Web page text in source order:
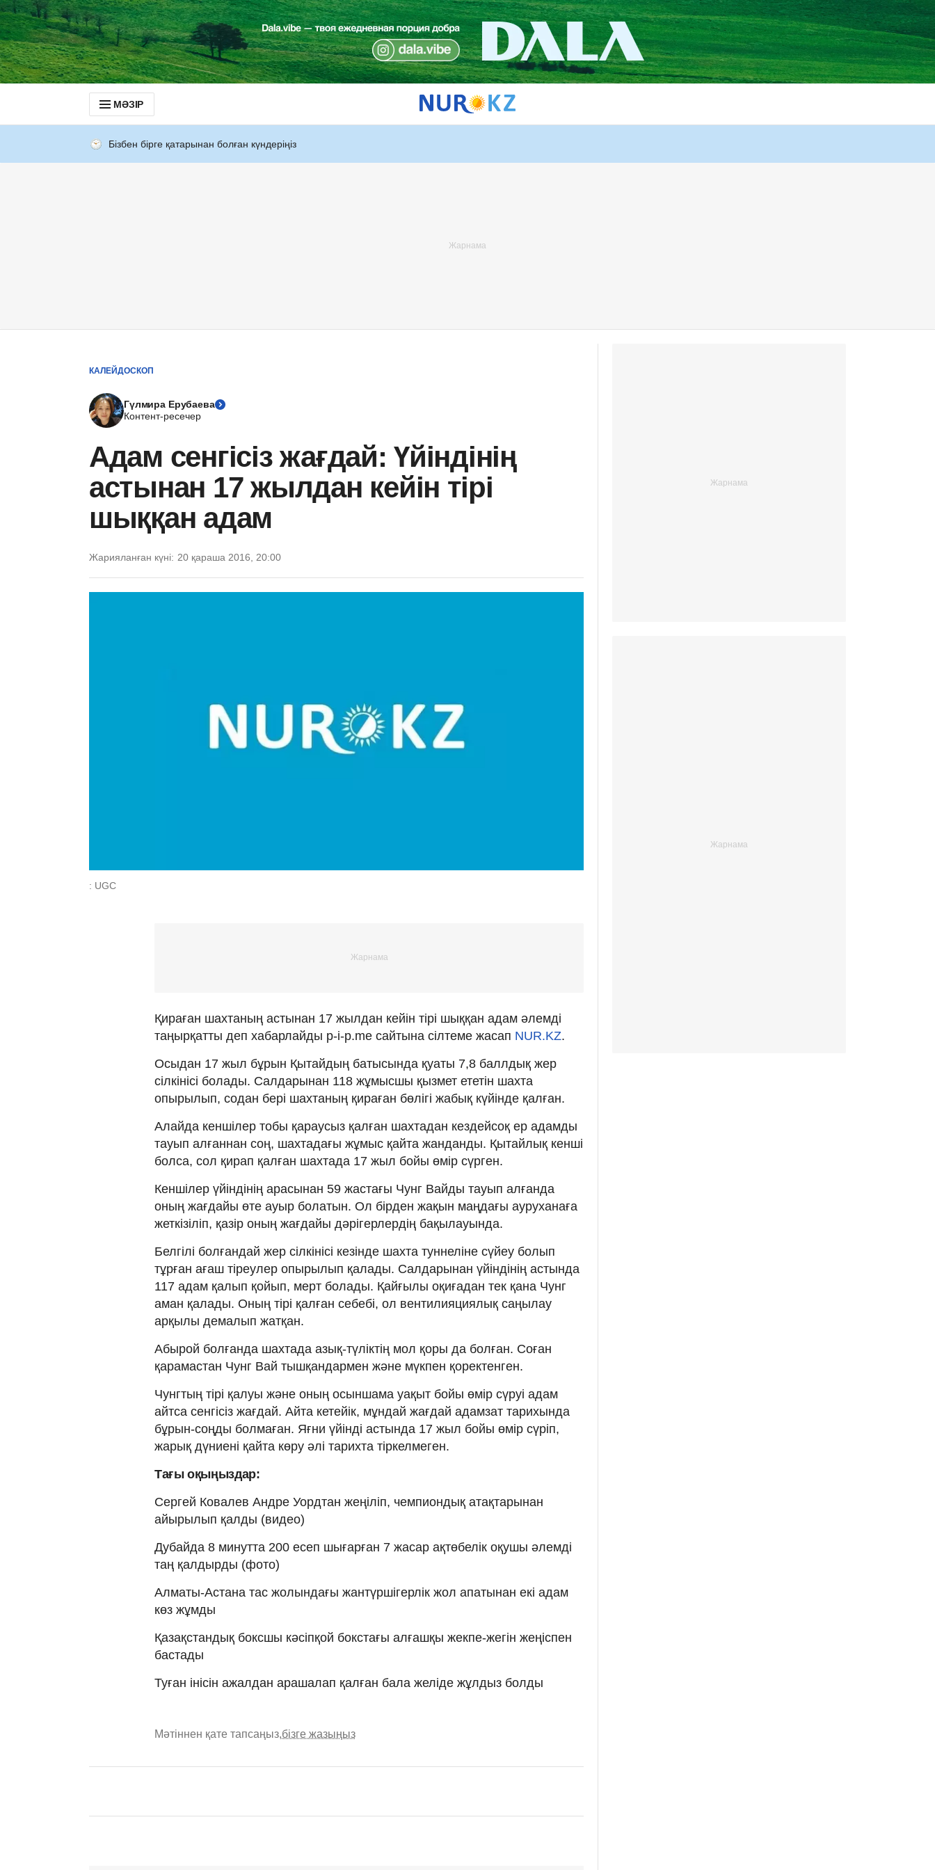
МӘЗІР
Бізбен бірге қатарынан болған күндеріңіз
КАЛЕЙДОСКОП
Гүлмира Ерубаева
Контент-ресечер
Адам сенгісіз жағдай: Үйіндінің
астынан 17 жылдан кейін тірі
шыққан адам
Жарияланған күні: 20 қараша 2016, 20:00
: UGC
Қираған шахтаның астынан 17 жылдан кейін тірі шыққан адам әлемді
таңырқатты деп хабарлайды p-i-p.me сайтына сілтеме жасап NUR.KZ.
Осыдан 17 жыл бұрын Қытайдың батысында қуаты 7,8 баллдық жер
сілкінісі болады. Салдарынан 118 жұмысшы қызмет ететін шахта
опырылып, содан бері шахтаның қираған бөлігі жабық күйінде қалған.
Алайда кеншілер тобы қараусыз қалған шахтадан кездейсоқ ер адамды
тауып алғаннан соң, шахтадағы жұмыс қайта жанданды. Қытайлық кенші
болса, сол қирап қалған шахтада 17 жыл бойы өмір сүрген.
Кеншілер үйіндінің арасынан 59 жастағы Чунг Вайды тауып алғанда
оның жағдайы өте ауыр болатын. Ол бірден жақын маңдағы ауруханаға
жеткізіліп, қазір оның жағдайы дәрігерлердің бақылауында.
Белгілі болғандай жер сілкінісі кезінде шахта туннеліне сүйеу болып
тұрған ағаш тіреулер опырылып қалады. Салдарынан үйіндінің астында
117 адам қалып қойып, мерт болады. Қайғылы оқиғадан тек қана Чунг
аман қалады. Оның тірі қалған себебі, ол вентилияциялық саңылау
арқылы демалып жатқан.
Абырой болғанда шахтада азық-түліктің мол қоры да болған. Соған
қарамастан Чунг Вай тышқандармен және мүкпен қоректенген.
Чунгтың тірі қалуы және оның осыншама уақыт бойы өмір сүруі адам
айтса сенгісіз жағдай. Айта кетейік, мұндай жағдай адамзат тарихында
бұрын-соңды болмаған. Яғни үйінді астында 17 жыл бойы өмір сүріп,
жарық дүниені қайта көру әлі тарихта тіркелмеген.
Тағы оқыңыздар:
Сергей Ковалев Андре Уордтан жеңіліп, чемпиондық атақтарынан
айырылып қалды (видео)
Дубайда 8 минутта 200 есеп шығарған 7 жасар ақтөбелік оқушы әлемді
таң қалдырды (фото)
Алматы-Астана тас жолындағы жантүршігерлік жол апатынан екі адам
көз жұмды
Қазақстандық боксшы кәсіпқой бокстағы алғашқы жекпе-жегін жеңіспен
бастады
Туған інісін ажалдан арашалап қалған бала желіде жұлдыз болды
Мәтіннен қате тапсаңыз,бізге жазыңыз